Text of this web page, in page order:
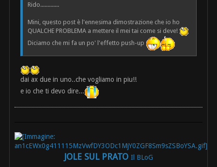
Rido.............
Mini, questo post è l'ennesima dimostrazione che io ho
QUALCHE PROBLEMA a mettere il mei tai come si deve!
Diciamo che mi fa un po' l'effetto push-up
dai ax due in uno..che vogliamo in piu!!
e io che ti devo dire...
JOLE SUL PRATO Il BLoG